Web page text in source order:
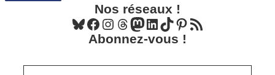
Nos réseaux !
Bluesky Facebook Instagram Threads Mastodon LinkedIn TikTok Pinterest Flux RSS
Abonnez-vous !